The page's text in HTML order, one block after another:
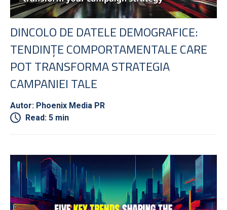
DINCOLO DE DATELE DEMOGRAFICE:
TENDINȚE COMPORTAMENTALE CARE
POT TRANSFORMA STRATEGIA
CAMPANIEI TALE
Autor: Phoenix Media PR
Read: 5 min